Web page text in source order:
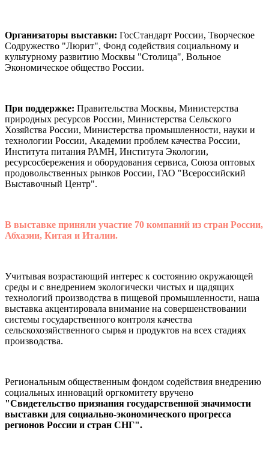
Организаторы выставки: ГосСтандарт России, Творческое
Содружество "Люрит", Фонд содействия социальному и
культурному развитию Москвы "Столица", Вольное
Экономическое общество России.
При поддержке: Правительства Москвы, Министерства
природных ресурсов России, Министерства Сельского
Хозяйства России, Министерства промышленности, науки и
технологии России, Академии проблем качества России,
Института питания РАМН, Института Экологии,
ресурсосбережения и оборудования сервиса, Союза оптовых
продовольственных рынков России, ГАО "Всероссийский
Выставочный Центр".
В выставке приняли участие 70 компаний из стран России,
Абхазии, Китая и Италии.
Учитывая возрастающий интерес к состоянию окружающей
среды и с внедрением экологически чистых и щадящих
технологий производства в пищевой промышленности, наша
выставка акцентировала внимание на совершенствовании
системы государственного контроля качества
сельскохозяйственного сырья и продуктов на всех стадиях
производства.
Региональным общественным фондом содействия внедрению
социальных инноваций оргкомитету вручено
"Свидетельство признания государственной значимости
выставки для социально-экономического прогресса
регионов России и стран СНГ".